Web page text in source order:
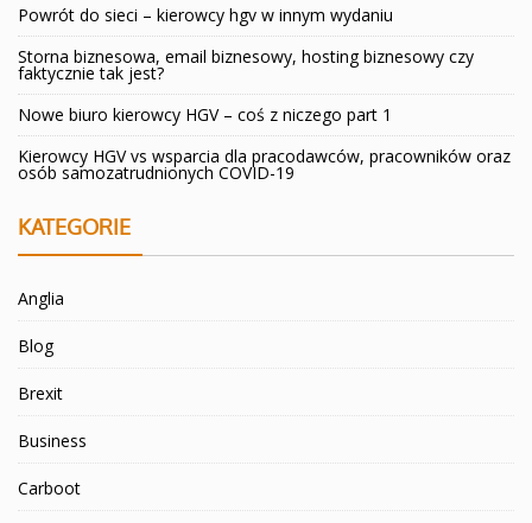
Powrót do sieci – kierowcy hgv w innym wydaniu
Storna biznesowa, email biznesowy, hosting biznesowy czy
faktycznie tak jest?
Nowe biuro kierowcy HGV – coś z niczego part 1
Kierowcy HGV vs wsparcia dla pracodawców, pracowników oraz
osób samozatrudnionych COVID-19
KATEGORIE
Anglia
Blog
Brexit
Business
Carboot